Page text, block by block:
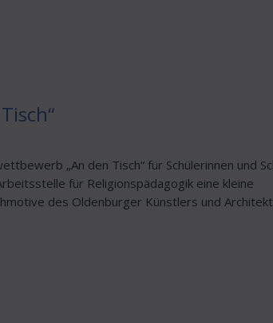
„An den Tisch“ für Schülerinnen und
für Religionspädagogik eine kleine
des Oldenburger Künstlers und